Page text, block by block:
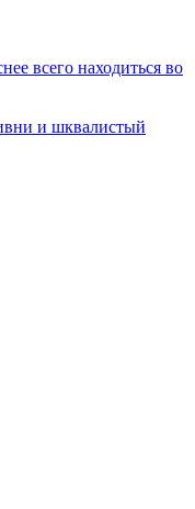
всего находиться во
и шквалистый